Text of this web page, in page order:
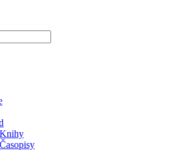
Knihy
Časopisy